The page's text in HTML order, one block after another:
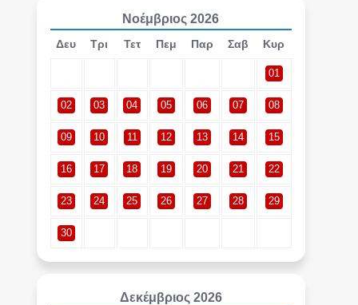
Νοέμβριος 2026
Δευ Τρι Τετ Πεμ Παρ Σαβ Κυρ
01
02 03 04 05 06 07 08
09 10 11 12 13 14 15
16 17 18 19 20 21 22
23 24 25 26 27 28 29
30
Δεκέμβριος 2026